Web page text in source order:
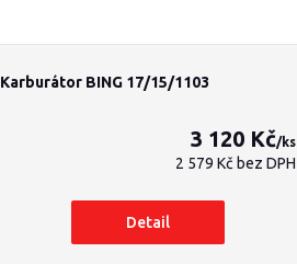
Karburátor BING 17/15/1103
3 120 Kč/ks
2 579 Kč bez DPH
Detail